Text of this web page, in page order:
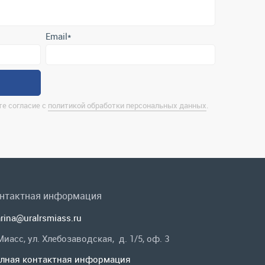
информация
ул. Хлебозаводская, д. 1/5, оф. 3
контактная информация